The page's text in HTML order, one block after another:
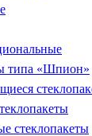
типа «Шпион»
стеклопакеты